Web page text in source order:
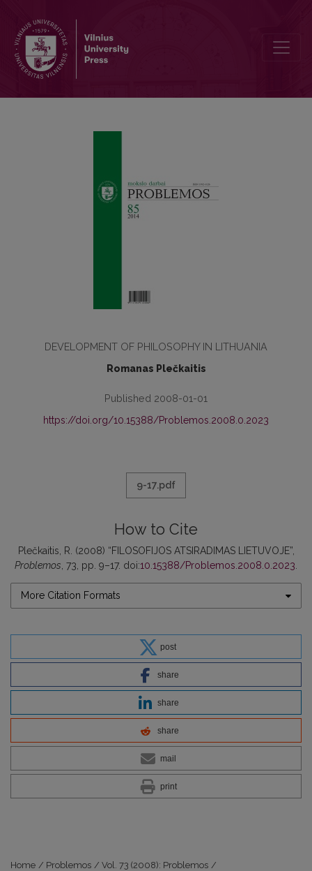
DEVELOPMENT OF PHILOSOPHY IN LITHUANIA
Romanas Plečkaitis
Published 2008-01-01
https://doi.org/10.15388/Problemos.2008.0.2023
9-17.pdf
How to Cite
Plečkaitis, R. (2008) “FILOSOFIJOS ATSIRADIMAS LIETUVOJE”,
Problemos , 73, pp. 9–17. doi:10.15388/Problemos.2008.0.2023
More Citation Formats
post
share
share
share
mail
print
Home / Problemos / Vol. 73 (2008): Problemos /